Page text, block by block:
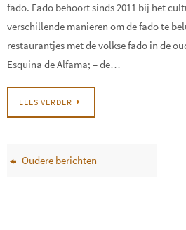
fado. Fado behoort sinds 2011 bij het
verschillende manieren om de fado te
restaurantjes met de volkse fado in de
Esquina de Alfama; – de…
LEES VERDER
Oudere berichten